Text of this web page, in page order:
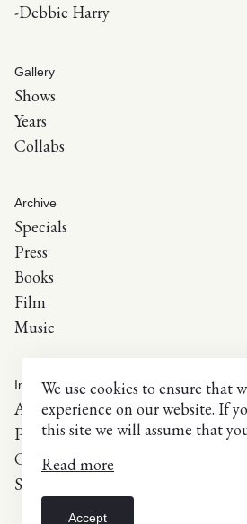
-Debbie Harry
Gallery
Shows
Years
Collabs
Archive
Specials
Press
Books
Film
Music
Info
About
Press inquiries
Contact
Selected list of exhibitions
We use cookies to ensure that
experience on our website. If
this site we will assume that
Read more
Accept